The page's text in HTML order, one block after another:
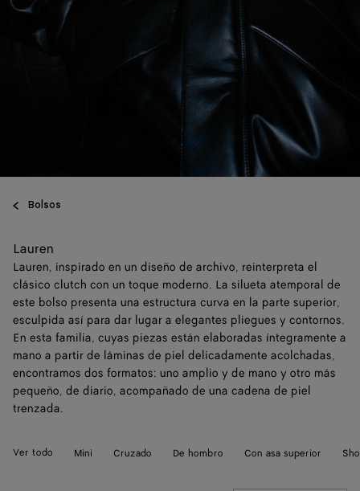
Bolsos
Lauren
Lauren, inspirado en un diseño de archivo, reinterpreta el
clásico clutch con un toque moderno. La silueta atemporal de
este bolso presenta una estructura curva en la parte superior,
esculpida así para dar lugar a elegantes pliegues y contornos.
En esta familia, cuyas piezas están elaboradas íntegramente a
mano a partir de láminas de piel delicadamente acolchadas,
encontramos dos formatos: uno amplio y de mano y otro más
pequeño, de diario, acompañado de una cadena de piel
trenzada.
Ver todo Mini Cruzado De hombro Con asa superior